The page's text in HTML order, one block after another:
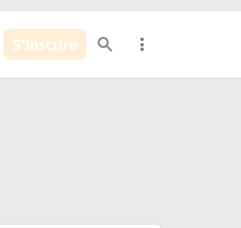
S'inscrire